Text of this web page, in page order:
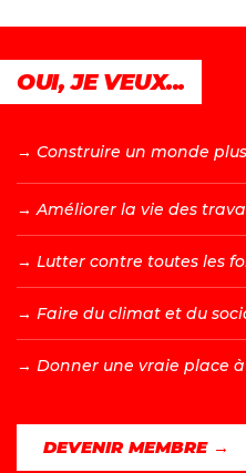
OUI, JE VEUX...
→ Construire un monde
→ Améliorer la vie des
→ Lutter contre toutes les
→ Faire du climat et du
→ Donner une vraie place
DEVENIR MEMBRE →